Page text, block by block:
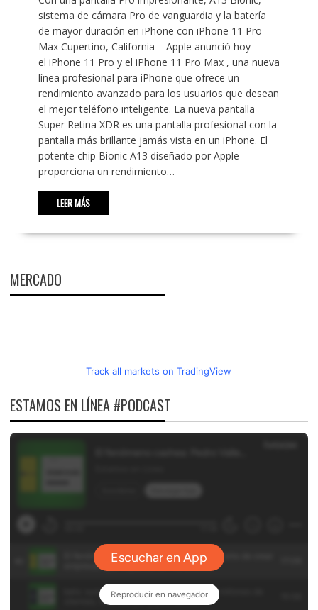
sistema de cámara Pro de vanguardia y la batería
de mayor duración en iPhone con iPhone 11 Pro
Max Cupertino, California – Apple anunció hoy
el iPhone 11 Pro y el iPhone 11 Pro Max , una nueva
línea profesional para iPhone que ofrece un
rendimiento avanzado para los usuarios que desean
el mejor teléfono inteligente. La nueva pantalla
Super Retina XDR es una pantalla profesional con la
pantalla más brillante jamás vista en un iPhone. El
potente chip Bionic A13 diseñado por Apple
proporciona un rendimiento…
LEER MÁS
MERCADO
Track all markets on TradingView
ESTAMOS EN LÍNEA #PODCAST